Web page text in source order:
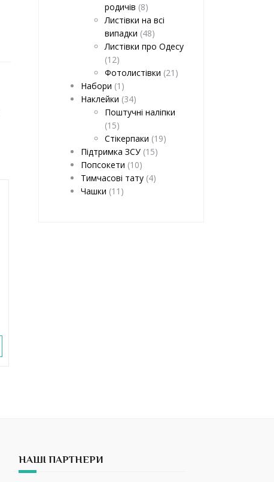
родичів (8)
Листівки на всі
випадки (48)
Листівки про Одесу
(12)
Фотолистівки (21)
Набори (1)
Наклейки (34)
Поштучні наліпки
(15)
Стікерпаки (19)
Підтримка ЗСУ (15)
Попсокети (10)
Тимчасові тату (4)
Чашки (11)
НАШІ ПАРТНЕРИ